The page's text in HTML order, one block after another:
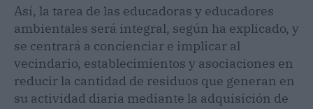
Así, la tarea de las educadoras y educadores
ambientales será integral, según ha explicado, y
se centrará a concienciar e implicar al
vecindario, establecimientos y asociaciones en
reducir la cantidad de residuos que generan en
su actividad diaria mediante la adquisición de